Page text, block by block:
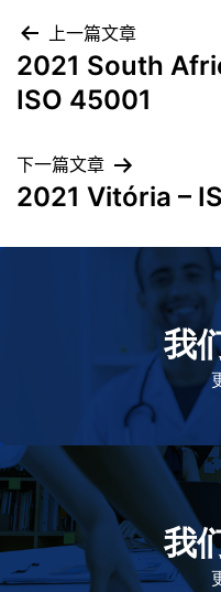
上一篇文章
2021 South
ISO 45001
下一篇文章
2021 Vitória –
我
致力于提高
我
作为一个负责任的企
及的药物